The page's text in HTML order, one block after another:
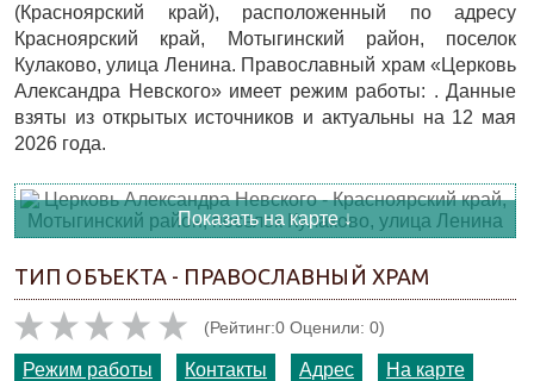
(Красноярский край), расположенный по адресу
Красноярский край, Мотыгинский район, поселок
Кулаково, улица Ленина. Православный храм «Церковь
Александра Невского» имеет режим работы: . Данные
взяты из открытых источников и актуальны на 12 мая
2026 года.
Показать на карте ↓
ТИП ОБЪЕКТА - ПРАВОСЛАВНЫЙ ХРАМ
(Рейтинг:0 Оценили: 0)
Режим работы Контакты Адрес На карте